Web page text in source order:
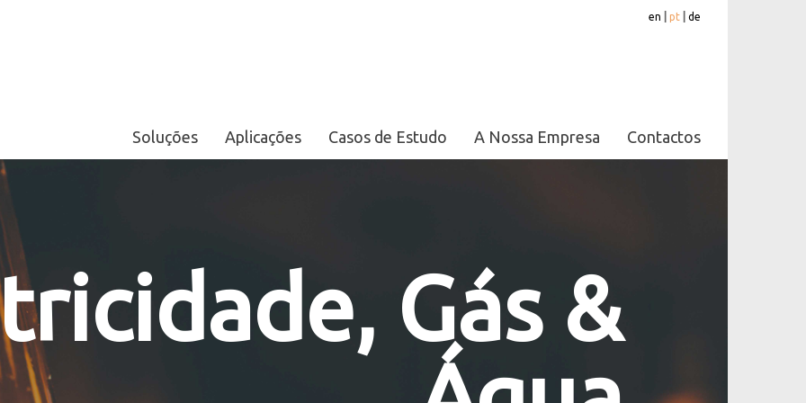
en pt de
Soluções Aplicações Casos de Estudo A Nossa Empresa Contactos
Gás &